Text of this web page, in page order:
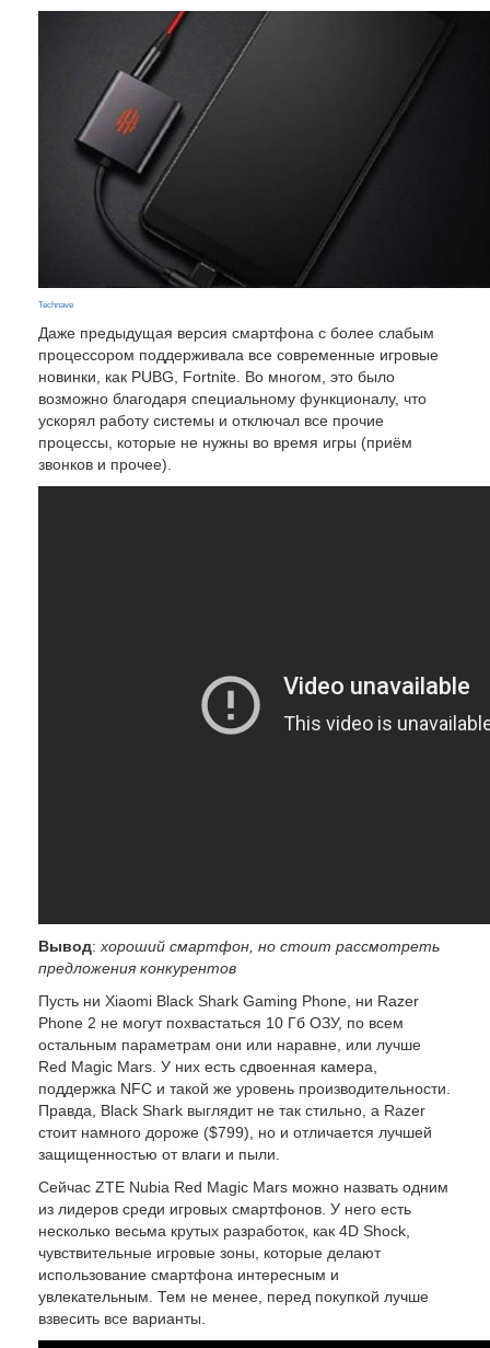
Technave
Даже предыдущая версия смартфона с более слабым
процессором поддерживала все современные игровые
новинки, как PUBG, Fortnite. Во многом, это было
возможно благодаря специальному функционалу, что
ускорял работу системы и отключал все прочие
процессы, которые не нужны во время игры (приём
звонков и прочее).
Вывод: хороший смартфон, но стоит рассмотреть
предложения конкурентов
Пусть ни Xiaomi Black Shark Gaming Phone, ни Razer
Phone 2 не могут похвастаться 10 Гб ОЗУ, по всем
остальным параметрам они или наравне, или лучше
Red Magic Mars. У них есть сдвоенная камера,
поддержка NFC и такой же уровень производительности.
Правда, Black Shark выглядит не так стильно, а Razer
стоит намного дороже ($799), но и отличается лучшей
защищенностью от влаги и пыли.
Сейчас ZTE Nubia Red Magic Mars можно назвать одним
из лидеров среди игровых смартфонов. У него есть
несколько весьма крутых разработок, как 4D Shock,
чувствительные игровые зоны, которые делают
использование смартфона интересным и
увлекательным. Тем не менее, перед покупкой лучше
взвесить все варианты.